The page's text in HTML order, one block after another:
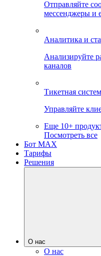
Отправляйте
мессенджеры и
Аналитика и
Анализируйте
каналов
Тикетная
Управляйте
Еще 10+
Посмотреть все
Бот MAX
Тарифы
Решения
О нас
О нас